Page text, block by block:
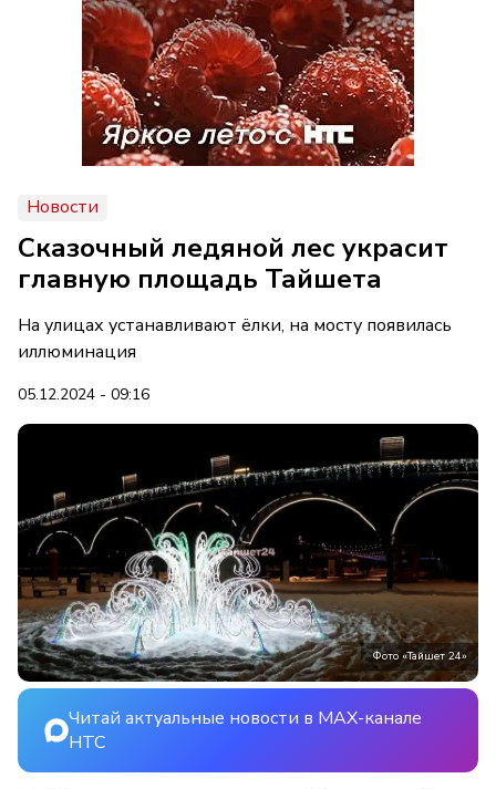
Новости
Сказочный ледяной лес украсит
главную площадь Тайшета
На улицах устанавливают ёлки, на мосту появилась
иллюминация
05.12.2024 - 09:16
Фото «Тайшет 24»
Читай актуальные новости в MAX-канале
НТС